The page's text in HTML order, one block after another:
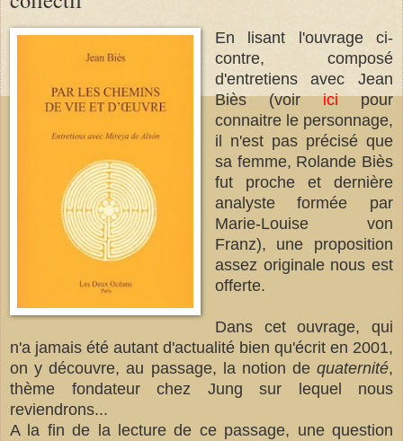
En lisant l'ouvrage ci-
contre, composé
d'entretiens avec Jean
Biès (voiricipour
connaitre le personnage,
il n'est pas précisé que
sa femme, Rolande Biès
fut proche et dernière
analyste formée par
Marie-Louise von
Franz), une proposition
assez originale nous est
offerte.
Dans cet ouvrage, qui
n'a jamais été autant d'actualité bien qu'écrit en 2001,
on y découvre, au passage, la notion de quaternité,
thème fondateur chez Jung sur lequel nous
reviendrons...
A la fin de la lecture de ce passage, une question